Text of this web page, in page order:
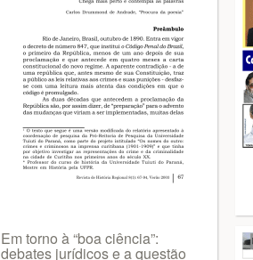
Em torno à “boa ciência”:
debates jurídicos e a questão